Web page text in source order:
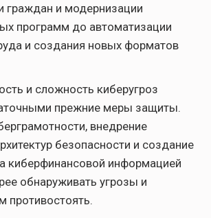
граждан и модернизации
программ до автоматизации
и создания новых форматов
и сложность киберугроз
прежние меры защиты.
внедрение
безопасности и создание
киберфинансовой информацией
обнаруживать угрозы и
противостоять.